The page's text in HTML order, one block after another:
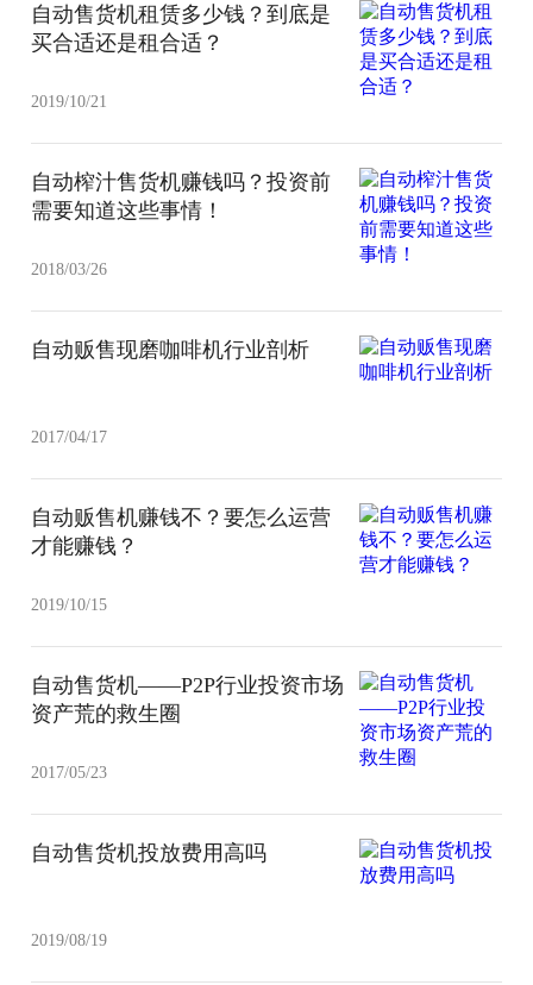
自动售货机租赁多少钱？到底是
买合适还是租合适？
2019/10/21
自动榨汁售货机赚钱吗？投资前
需要知道这些事情！
2018/03/26
自动贩售现磨咖啡机行业剖析
2017/04/17
自动贩售机赚钱不？要怎么运营
才能赚钱？
2019/10/15
自动售货机——P2P行业投资市场
资产荒的救生圈
2017/05/23
自动售货机投放费用高吗
2019/08/19